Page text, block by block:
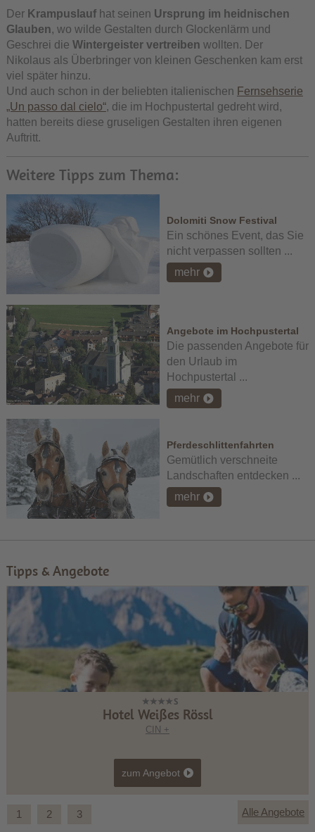
Der Krampuslauf hat seinen Ursprung im heidnischen
Glauben, wo wilde Gestalten durch Glockenlärm und
Geschrei die Wintergeister vertreiben wollten. Der
Nikolaus als Überbringer von kleinen Geschenken kam erst
viel später hinzu.
Und auch schon in der beliebten italienischen Fernsehserie
„Un passo dal cielo“, die im Hochpustertal gedreht wird,
hatten bereits diese gruseligen Gestalten ihren eigenen
Auftritt.
Weitere Tipps zum Thema:
Dolomiti Snow Festival
Ein schönes Event, das Sie
nicht verpassen sollten ...
mehr
Angebote im Hochpustertal
Die passenden Angebote für
den Urlaub im
Hochpustertal ...
mehr
Pferdeschlittenfahrten
Gemütlich verschneite
Landschaften entdecken ...
mehr
Tipps & Angebote
Hotel Weißes Rössl
CIN +
zum Angebot
1 2 3 Alle Angebote